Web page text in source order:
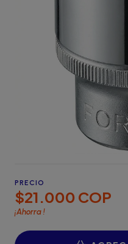
PRECIO
$21.000 COP
¡Ahorra!